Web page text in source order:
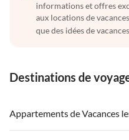
informations et offres
aux locations de
que des idées de
Destinations de
Appartements de Vacances